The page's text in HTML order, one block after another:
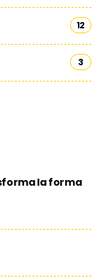
12
3
la forma